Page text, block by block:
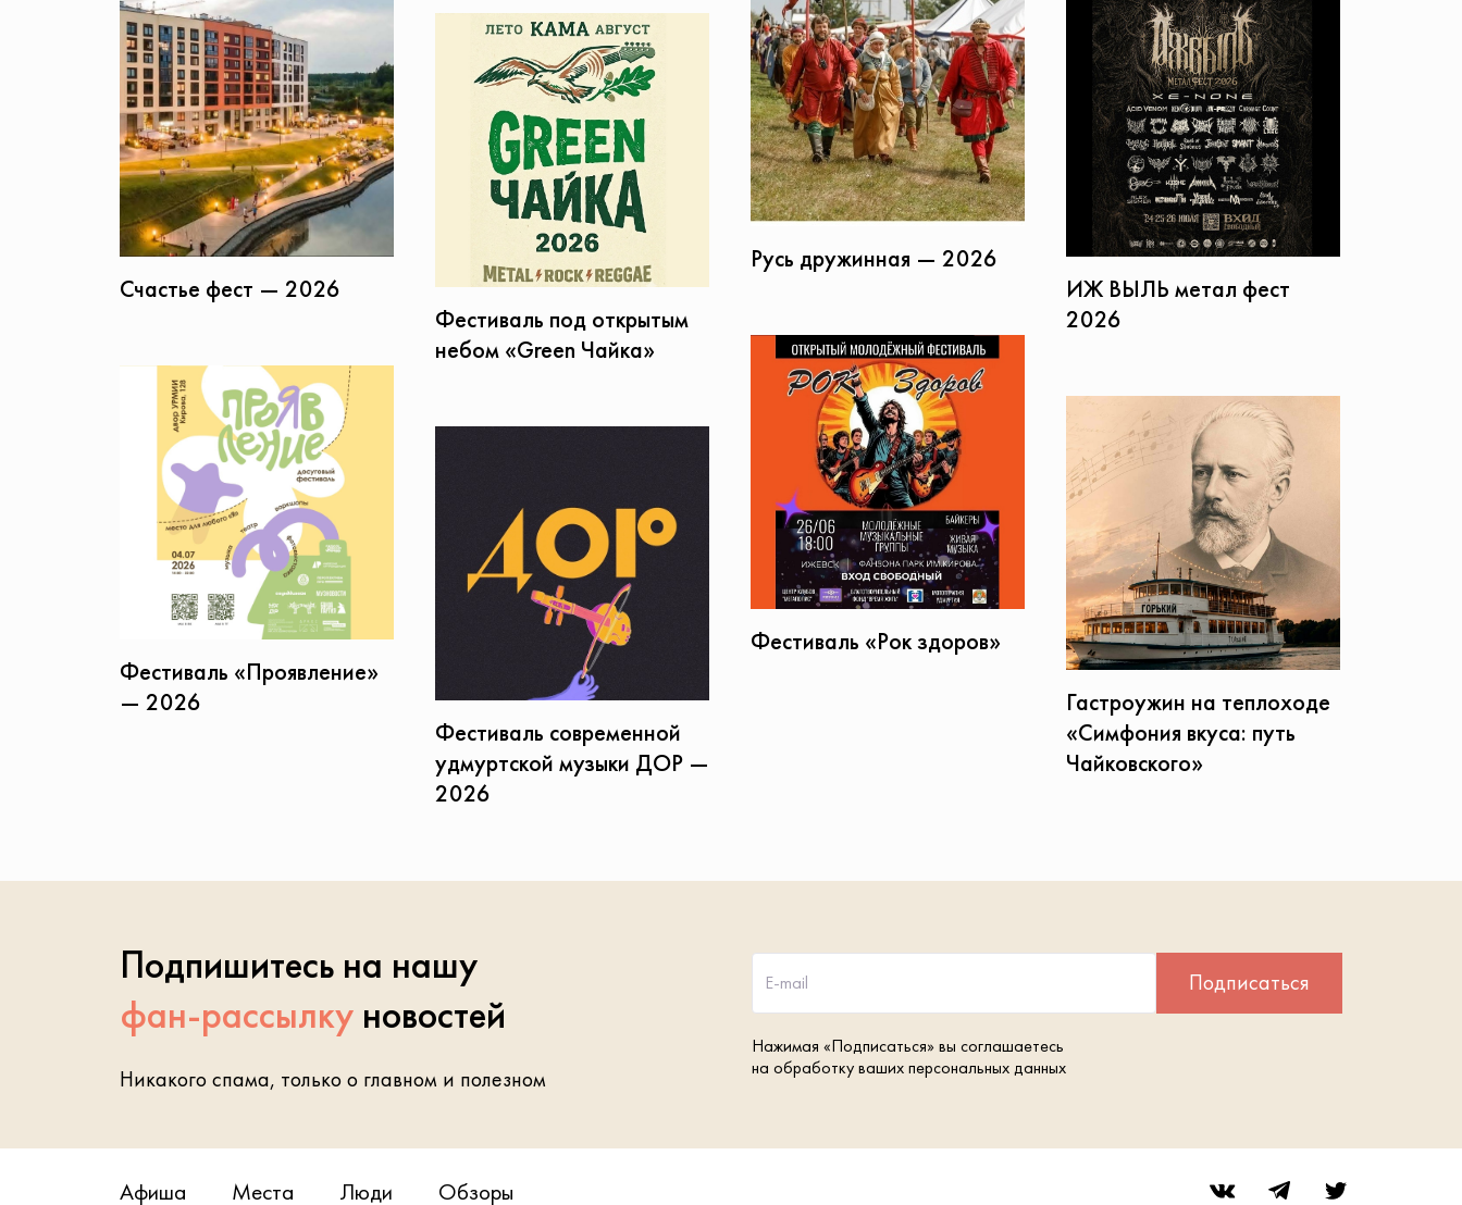
Русь дружинная — 2026
Счастье фест — 2026
ИЖ ВЫЛЬ метал фест
2026
Фестиваль под открытым
небом «Green Чайка»
Фестиваль «Рок здоров»
Фестиваль «Проявление»
— 2026
Гастроужин на теплоходе
«Симфония вкуса: путь
Чайковского»
Фестиваль современной
удмуртской музыки ДОР —
2026
Подпишитесь на нашу
фан-рассылку новостей
Никакого спама, только о главном и полезном
E-mail Подписаться
Нажимая «Подписаться» вы соглашаетесь
на обработку ваших персональных данных
Афиша Места Люди Обзоры